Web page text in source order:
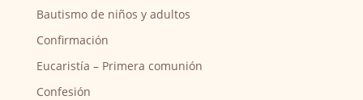
Bautismo de niños y adultos
Confirmación
Eucaristía – Primera comunión
Confesión